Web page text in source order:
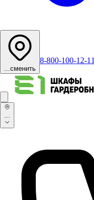
...сменить
8-800-100-12-11
...